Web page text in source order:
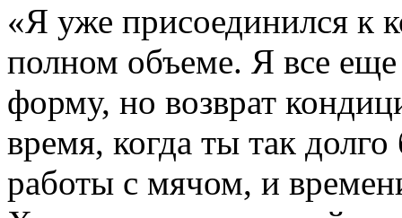
«Я уже присоединился к
полном объеме. Я все
форму, но возврат
время, когда ты так
работы с мячом, и